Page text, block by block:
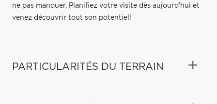
ne pas manquer. Planifiez votre visite dès aujourd'hui et
venez découvrir tout son potentiel!
PARTICULARITÉS DU TERRAIN